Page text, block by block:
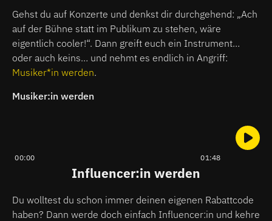
Gehst du auf Konzerte und denkst dir durchgehend: „Ach
auf der Bühne statt im Publikum zu stehen, wäre
eigentlich cooler!“. Dann greift euch ein Instrument…
oder auch keins… und nehmt es endlich in Angriff:
Musiker*in werden.
Musiker:in werden
00:00 01:48
Influencer:in werden
Du wolltest du schon immer deinen eigenen Rabattcode
haben? Dann werde doch einfach Influencer:in und kehre